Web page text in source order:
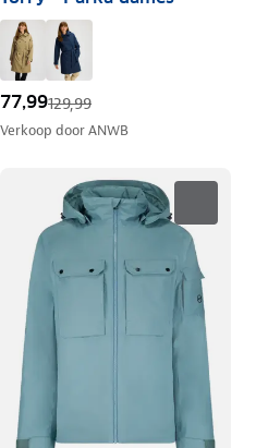
77,99129,99
Verkoop doorANWB